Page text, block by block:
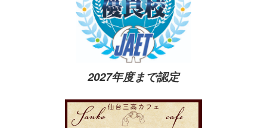
2027年度まで認定